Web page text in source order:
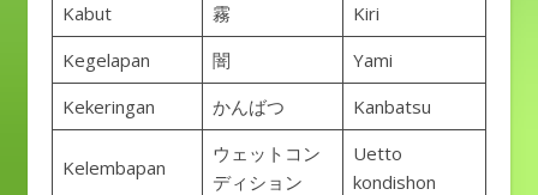
Kabut
霧
Kiri
Kegelapan
闇
Yami
Kekeringan
かんばつ Kanbatsu
Kelembapan
ウェットコン
ディション
Uetto
kondishon